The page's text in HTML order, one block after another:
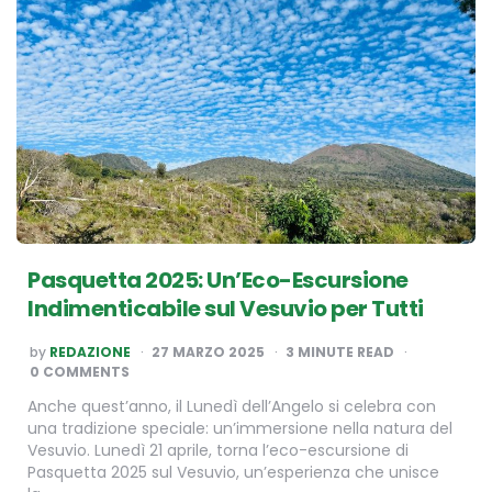
Pasquetta 2025: Un’Eco-Escursione
Indimenticabile sul Vesuvio per Tutti
POSTED
BY
by REDAZIONE 27 MARZO 2025 3 MINUTE READ
0 COMMENTS
Anche quest’anno, il Lunedì dell’Angelo si celebra con
una tradizione speciale: un’immersione nella natura del
Vesuvio. Lunedì 21 aprile, torna l’eco-escursione di
Pasquetta 2025 sul Vesuvio, un’esperienza che unisce